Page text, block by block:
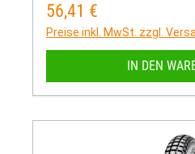
Regulärer Preis:
56,41 €
Preise inkl. MwSt. zzgl.
IN DEN